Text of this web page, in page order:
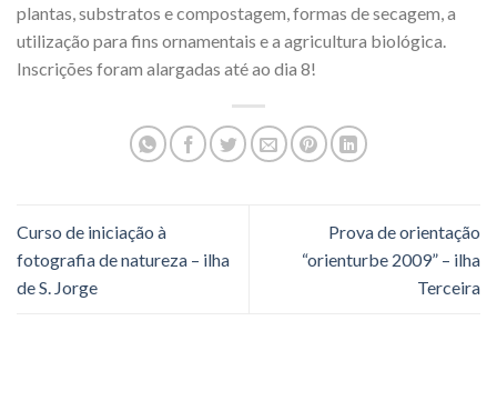
plantas, substratos e compostagem, formas de secagem, a
utilização para fins ornamentais e a agricultura biológica.
Inscrições foram alargadas até ao dia 8!
Curso de iniciação à
fotografia de natureza – ilha
de S. Jorge
Prova de orientação
“orienturbe 2009” – ilha
Terceira